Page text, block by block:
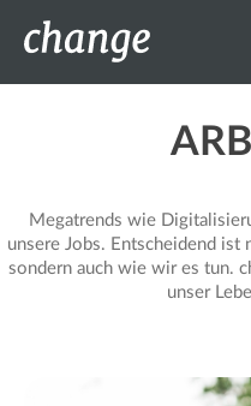
Megatrends wie
unsere Jobs. Entscheidend ist
sondern auch wie wir es tun.
unser